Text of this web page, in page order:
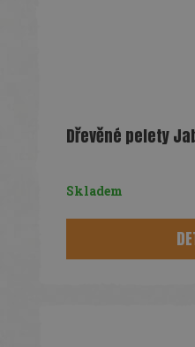
Dřevěné pelety
Skladem